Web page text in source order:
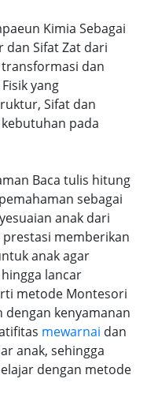
Kimia Sebagai
dan Sifat Zat dari
dan
yang
Sifat dan
pada
Baca tulis hitung
sebagai
anak dari
prestasi memberikan
anak agar
lancar
metode Montesori
kenyamanan
mewarnai dan
anak, sehingga
dengan metode